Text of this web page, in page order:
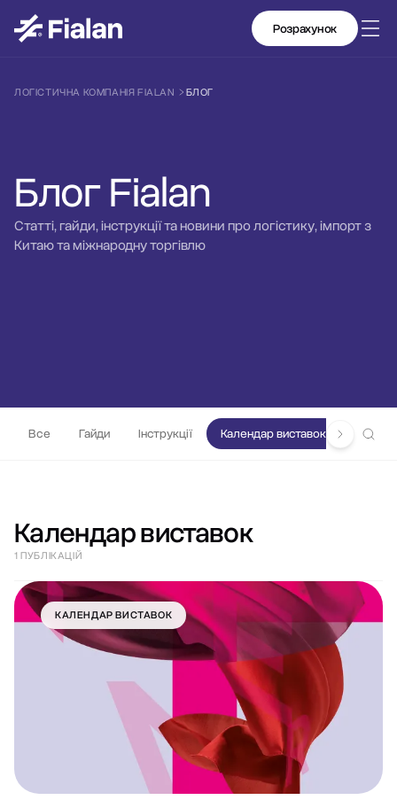
Розрахунок
ЛОГІСТИЧНА КОМПАНІЯ FIALAN БЛОГ
Блог Fialan
Статті, гайди, інструкції та новини про логістику, імпорт з
Китаю та міжнародну торгівлю
Все Гайди Інструкції Календар виставок
Календар виставок
1 ПУБЛІКАЦІЙ
КАЛЕНДАР ВИСТАВОК